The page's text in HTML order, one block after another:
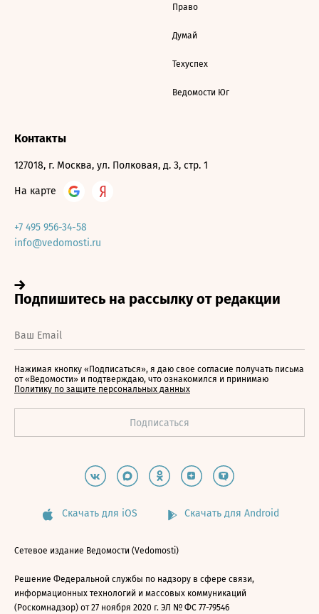
Право
Думай
Техуспех
Ведомости Юг
Контакты
127018, г. Москва, ул. Полковая, д. 3, стр. 1
На карте
+7 495 956-34-58
info@vedomosti.ru
Нажимая кнопку «Подписаться», я даю свое согласие получать письма
от «Ведомости» и подтверждаю, что ознакомился и принимаю
Политику по защите персональных данных
Скачать для iOS Скачать для Android
Сетевое издание Ведомости (Vedomosti)
Решение Федеральной службы по надзору в сфере связи,
информационных технологий и массовых коммуникаций
(Роскомнадзор) от 27 ноября 2020 г. ЭЛ № ФС 77-79546